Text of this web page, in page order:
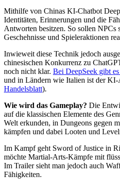
Mithilfe von Chinas KI-Chatbot
Identitäten, Erinnerungen und die
Antworten besitzen. So sollen NPCs
Geschehnisse und Spieleraktionen
Inwieweit diese Technik jedoch
chinesischen Konkurrenz zu
noch nicht klar. Bei DeepSeek gibt
und in Ländern wie Italien ist der KI-
Handelsblatt).
Wie wird das Gameplay? Die
auf die klassischen Elemente des
Welt erkunden, in Dungeons gegen
kämpfen und dabei Looten und
Im Kampf geht Sword of Justice in
möchte Martial-Arts-Kämpfe mit
Im Trailer sieht man jedoch auch
Fähigkeiten.